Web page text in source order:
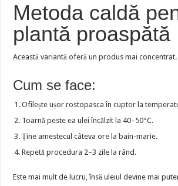
Metoda caldă
plantă proaspătă
Această variantă oferă un produs mai concentrat.
Cum se face:
Ofilește ușor rostopasca în cuptor la
Toarnă peste ea ulei încălzit la 40–50°C.
Ține amestecul câteva ore la bain-marie.
Repetă procedura 2–3 zile la rând.
Este mai mult de lucru, însă uleiul devine mai